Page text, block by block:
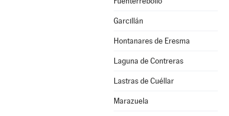
Garcillán
Hontanares de Eresma
Laguna de Contreras
Lastras de Cuéllar
Marazuela